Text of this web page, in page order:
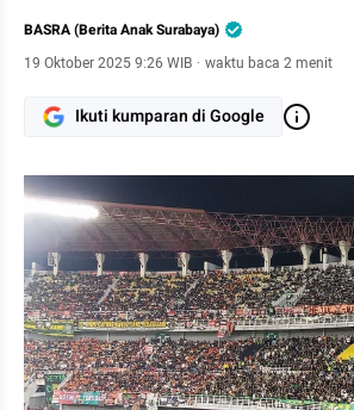
BASRA (Berita Anak Surabaya)
19 Oktober 2025 9:26 WIB · waktu baca 2 menit
Ikuti kumparan di Google